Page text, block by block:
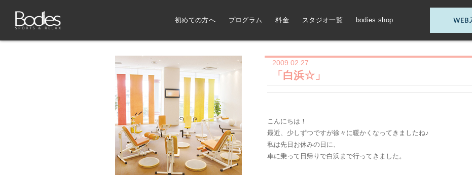
初めての方へ プログラム 料金 スタジオ一覧 bodies shop
2009.02.27
「白浜☆」
こんにちは！
最近、少しずつですが徐々に暖かくなってきましたね♪
私は先日お休みの日に、
車に乗って日帰りで白浜まで行ってきました。